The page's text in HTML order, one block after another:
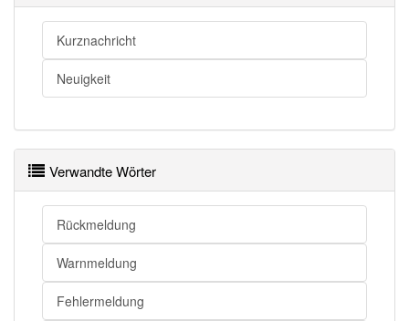
Meldung
Stellungnahme
Meldung
Meldung
Mitteilung
Meldung openthesaurus
Kurznachricht
Neuigkeit
Verwandte Wörter
Rückmeldung
Warnmeldung
Fehlermeldung